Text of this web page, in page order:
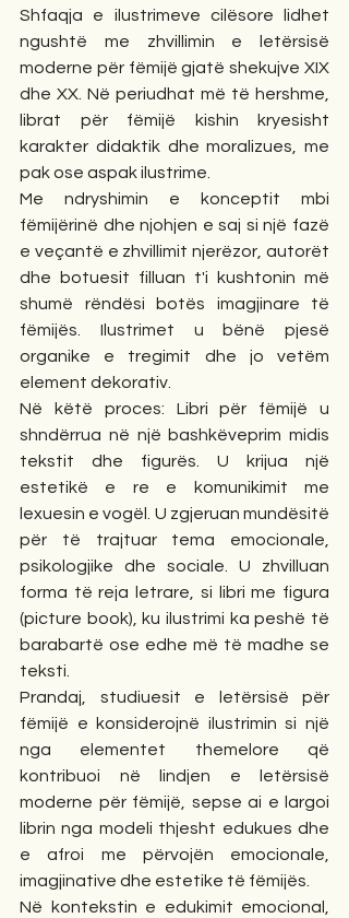
Shfaqja e ilustrimeve cilësore lidhet
ngushtë me zhvillimin e letërsisë
moderne për fëmijë gjatë shekujve XIX
dhe XX. Në periudhat më të hershme,
librat për fëmijë kishin kryesisht
karakter didaktik dhe moralizues, me
pak ose aspak ilustrime.
Me ndryshimin e konceptit mbi
fëmijërinë dhe njohjen e saj si një fazë
e veçantë e zhvillimit njerëzor, autorët
dhe botuesit filluan t'i kushtonin më
shumë rëndësi botës imagjinare të
fëmijës. Ilustrimet u bënë pjesë
organike e tregimit dhe jo vetëm
element dekorativ.
Në këtë proces: Libri për fëmijë u
shndërrua në një bashkëveprim midis
tekstit dhe figurës. U krijua një
estetikë e re e komunikimit me
lexuesin e vogël. U zgjeruan mundësitë
për të trajtuar tema emocionale,
psikologjike dhe sociale. U zhvilluan
forma të reja letrare, si libri me figura
(picture book), ku ilustrimi ka peshë të
barabartë ose edhe më të madhe se
teksti.
Prandaj, studiuesit e letërsisë për
fëmijë e konsiderojnë ilustrimin si një
nga elementet themelore që
kontribuoi në lindjen e letërsisë
moderne për fëmijë, sepse ai e largoi
librin nga modeli thjesht edukues dhe
e afroi me përvojën emocionale,
imagjinative dhe estetike të fëmijës.
Në kontekstin e edukimit emocional,